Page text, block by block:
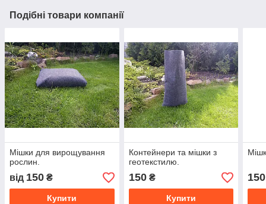
Подібні товари компанії
Мішки для вирощування
рослин.
від 150 ₴
Купити
Контейнери та мішки з
геотекстилю.
150₴
Купити
150